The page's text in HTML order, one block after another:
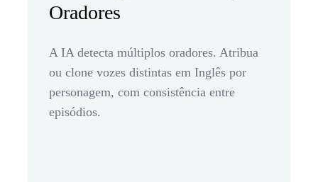
Oradores
A IA detecta múltiplos oradores. Atribua
ou clone vozes distintas em Inglês por
personagem, com consistência entre
episódios.